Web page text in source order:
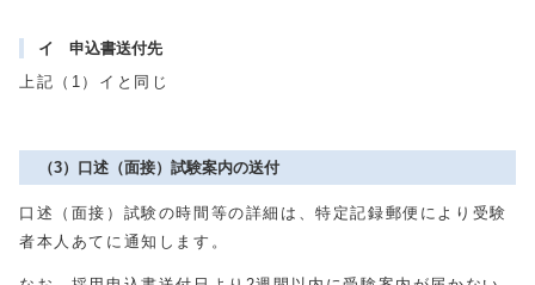
イ 申込書送付先
上記（ 1 ）イと同じ
（3）口述（面接）試験案内の送付
口述（面接）試験の時間等の詳細は、特定記録郵便により受験
者本人あてに通知します。